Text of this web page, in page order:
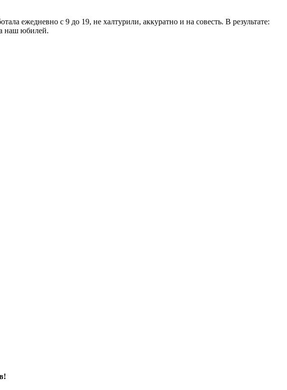
ежедневно с 9 до 19, не халтурили, аккуратно и на совесть. В результате:
наш юбилей.